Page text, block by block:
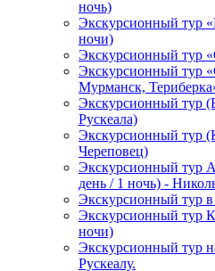
ночь)
Экскурсионный тур
ночи)
Экскурсионный тур
Экскурсионный тур
Мурманск,
Экскурсионный тур
Рускеала)
Экскурсионный тур
Череповец)
Экскурсионный тур
день / 1 ночь) -
Экскурсионный тур
Экскурсионный тур
ночи)
Экскурсионный тур
Рускеалу.